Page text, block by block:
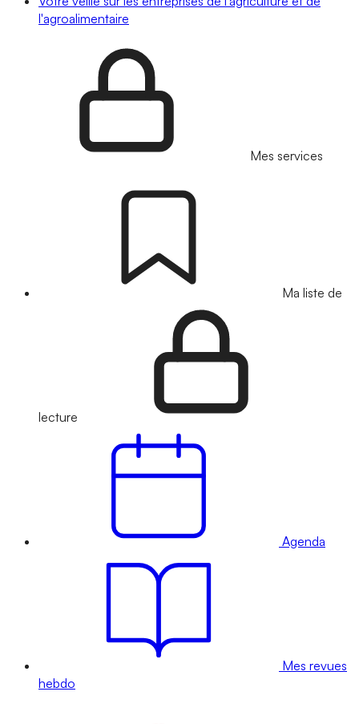
l'agroalimentaire
Mes services
Ma liste de
lecture
Agenda
Mes revues
hebdo